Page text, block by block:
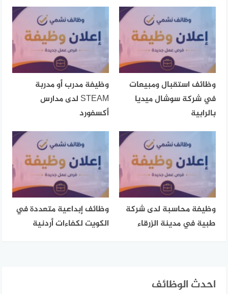
وظائف استقبال ومبيعات
في شركة سوشال ميديا
بالرابية
وظيفة مدرب أو مدربة
STEAM لدى مدارس
أكسفورد
وظيفة محاسبة لدى شركة
طبية في مدينة الزرقاء
وظائف إبداعية متعددة في
الكويت لكفاءات أردنية
احدث الوظائف